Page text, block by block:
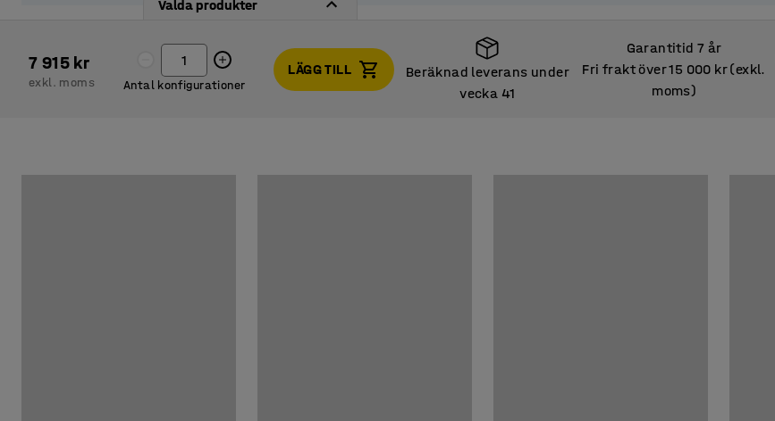
Valda produkter
7 915 kr
exkl. moms Antal konfigurationer
LÄGG TILL
Beräknad leverans under
vecka 41
Garantitid 7 år
Fri frakt över 15 000 kr (exkl.
moms)